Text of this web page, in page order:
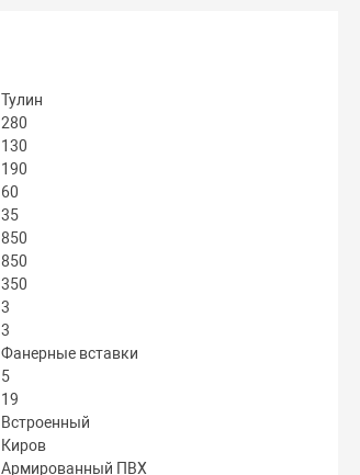
Тулин
280
130
190
60
35
850
850
350
3
3
Фанерные вставки
5
19
Встроенный
Киров
Армированный ПВХ